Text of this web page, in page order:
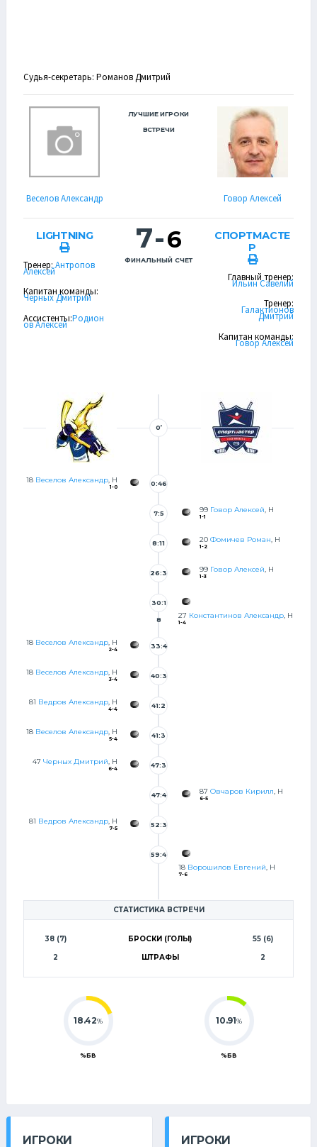
Судья-секретарь: Романов Дмитрий
Веселов Александр
ЛУЧШИЕ ИГРОКИ
ВСТРЕЧИ
Говор Алексей
LIGHTNING
Тренер:Антропов
Алексей
Капитан команды:
Черных Дмитрий
Ассистенты:Родион
ов Алексей
7-6
ФИНАЛЬНЫЙ СЧЕТ
СПОРТМАСТЕ
Р
Главный тренер:
Ильин Савелий
Тренер:
Галактионов
Дмитрий
Капитан команды:
Говор Алексей
0’
18 Веселов Александр, Н
1-0 0:46
99 Говор Алексей, Н
1-1
7:5
20 Фомичев Роман, Н
1-2
8:11
99 Говор Алексей, Н
1-3
26:3
27 Константинов Александр, Н
1-4
30:1
8
18 Веселов Александр, Н
2-4 33:4
18 Веселов Александр, Н
3-4 40:3
81 Ведров Александр, Н
4-4 41:2
18 Веселов Александр, Н
5-4 41:3
47 Черных Дмитрий, Н
6-4 47:3
87 Овчаров Кирилл, Н
6-5
47:4
81 Ведров Александр, Н
7-5 52:3
18 Ворошилов Евгений, Н
7-6
59:4
СТАТИСТИКА ВСТРЕЧИ
38 (7) БРОСКИ (ГОЛЫ)
55 (6)
2
ШТРАФЫ 2
18.42%
%БВ
10.91%
%БВ
ИГРОКИ
ИГРОКИ